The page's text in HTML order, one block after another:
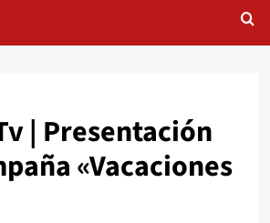
| Presentación
«Vacaciones